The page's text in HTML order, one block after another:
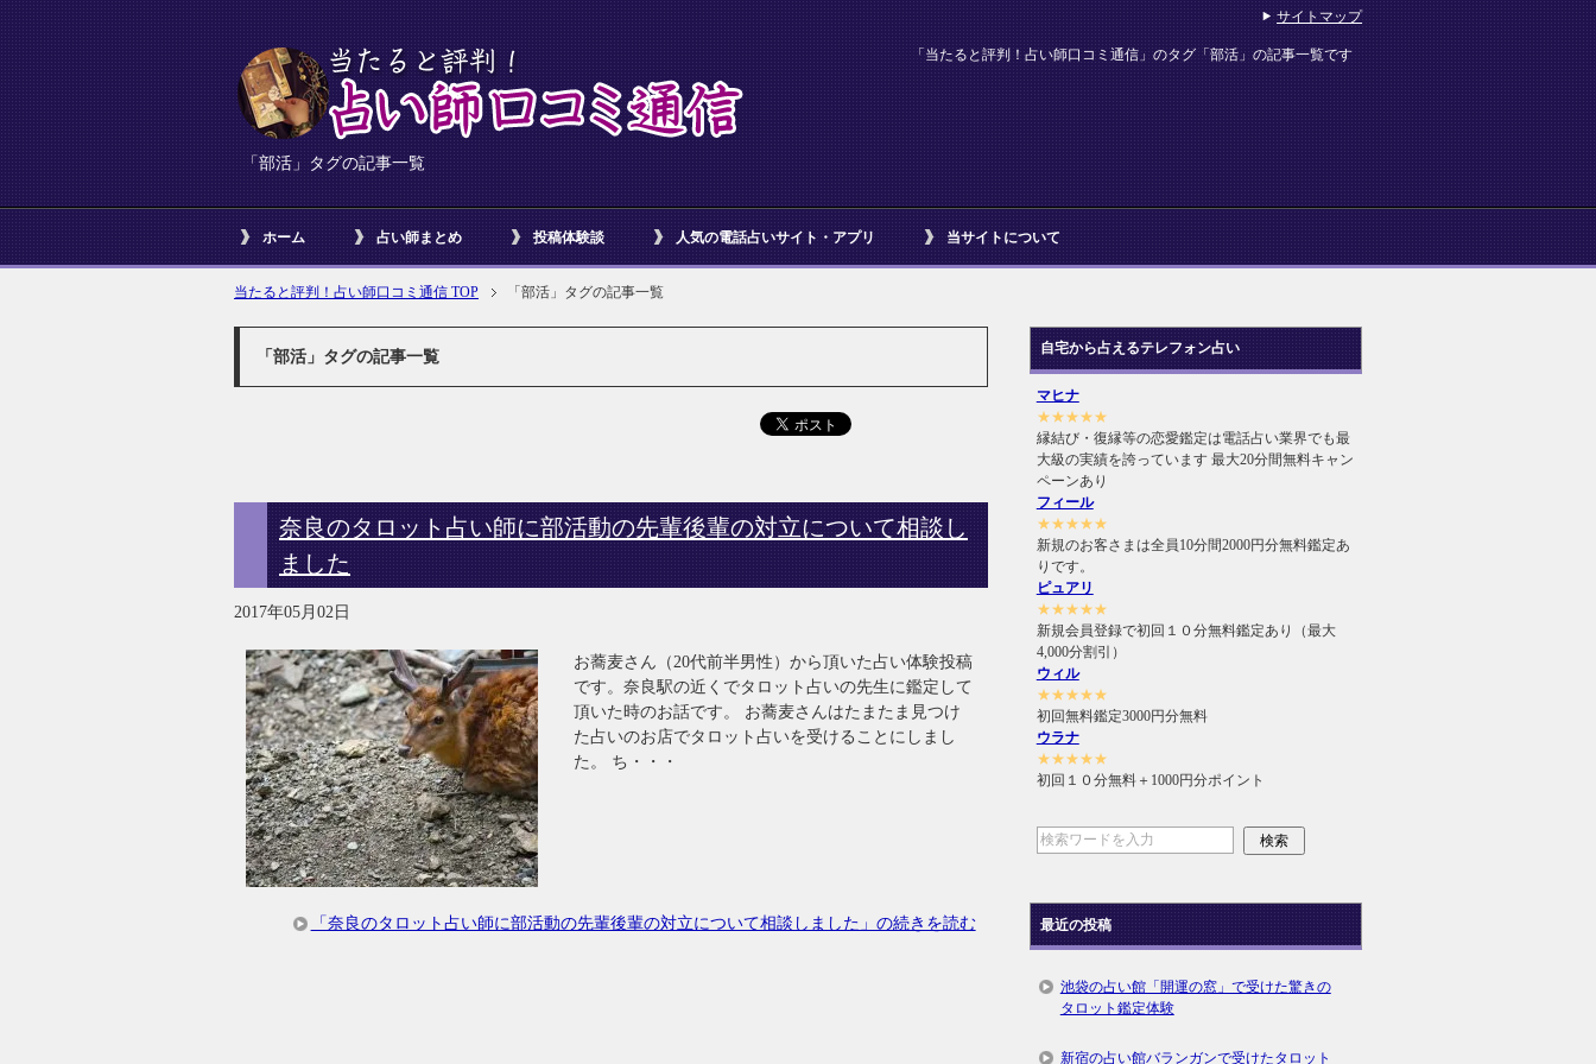
「部活」タグの記事一覧
「当たると評判！占い師口コミ通信」のタグ「部活」の記事一覧です
ホーム 占い師まとめ 投稿体験談 人気の電話占いサイト・アプリ 当サイトについて
当たると評判！占い師口コミ通信 TOP 「部活」タグの記事一覧
「部活」タグの記事一覧
奈良のタロット占い師に部活動の先輩後輩の対立について相談し
ました
2017年05月02日
お蕎麦さん（20代前半男性）から頂いた占い体験投稿
です。奈良駅の近くでタロット占いの先生に鑑定して
頂いた時のお話です。 お蕎麦さんはたまたま見つけ
た占いのお店でタロット占いを受けることにしまし
た。 ち・・・
「奈良のタロット占い師に部活動の先輩後輩の対立について相談しました」の続きを読む
自宅から占えるテレフォン占い
マヒナ
★★★★★
縁結び・復縁等の恋愛鑑定は電話占い業界でも最
大級の実績を誇っています 最大20分間無料キャン
ペーンあり
フィール
★★★★★
新規のお客さまは全員10分間2000円分無料鑑定あ
りです。
ピュアリ
★★★★★
新規会員登録で初回１０分無料鑑定あり（最大
4,000分割引）
ウィル
★★★★★
初回無料鑑定3000円分無料
ウラナ
★★★★★
初回１０分無料＋1000円分ポイント
最近の投稿
池袋の占い館「開運の窓」で受けた驚きの
タロット鑑定体験
新宿の占い館バランガンで受けたタロット
サイトマップ